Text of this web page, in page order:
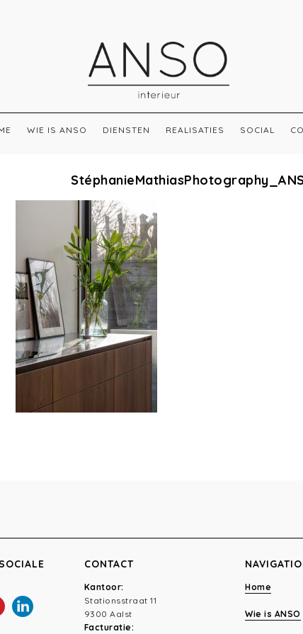
WIE IS ANSO DIENSTEN REALISATIES SOCIAL
CONTACT
Kantoor:
Stationsstraat 11
9300 Aalst
Facturatie:
Home
Wie is ANSO